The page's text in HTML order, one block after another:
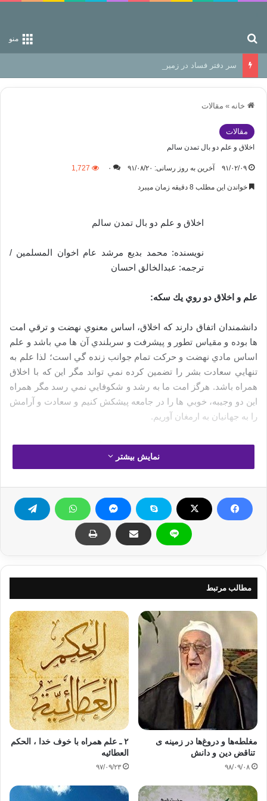
منو
سر دفتر فساد در زمین‌، دوری وکناره‌گیری از راه خداست‌!
خانه » مقالات
مقالات
اخلاق و علم دو بال تمدن سالم
۹۱/۰۲/۰۹ آخرین به روز رسانی: ۹۱/۰۸/۲۰ ۰ 1,727
خواندن این مطلب 8 دقیقه زمان میبرد
اخلاق و علم دو بال تمدن سالم
نویسنده: محمد بديع مرشد عام اخوان المسلمين /
ترجمه: عبدالخالق احسان
علم و اخلاق دو روي يك سكه:‌
دانشمندان اتفاق دارند كه اخلاق، اساس معنوي نهضت و ترقي امت
ها بوده و مقياس تطور و پيشرفت و سربلندي آن ها مي باشد و علم
اساس مادي نهضت و حركت تمام جوانب زنده گي است؛ لذا علم به
تنهايي سعادت بشر را تضمين کرده نمي تواند مگر اين كه با اخلاق
همراه باشد. هرگز امت ما به رشد و شكوفايي نمي رسد مگر همراه
اين دو وجيبه، خوبي ها را در جامعه پيشكش كنيم و سعادت و آرامش
را به جهانيان به ارمغان آوريم.
آن گاه كه امت ما بين علم و اخلاق پيوند ناگسستني ايجاد نمود، بين
امت ها در عزت و سر بلندي به سر مي برديم.
آن گاه كه علم و اخلاق توأم بودند، پيشرفت و ترقي وجود داشت و
تاريخ بشري مانند تمدن بزرگ ما را به ياد ندارد. آن تمدني كه اساس
و زير بناي آن علم و اخلاق حسنه بود كه از اسلام و پيام هاي آسماني
سر چشمه مي گرفت؛ چنانچه رسول الله صلی الله عليه وسلم مي
‌(إنما بعثت لاتمم مكارم الاخلاق) )مسند احمد)
»براي به كمال رسانیدن اخلاق فاضله مبعوث شدم«.
امروز امت ما باید در تمام ميدان هاي علمي، ادبي، اجتماعي،
فرهنگي، اقتصادي، ورزشي، هنري و تحقيقي ابتكار كرده و امتياز
خود را از ديگر امت ها ثابت سازند؛ چون فراخواني به سوي علم
ارزش جایگاه بس بزرگي دارد. الله تعالی مي فرمايد:
(يَرْفَعِ اللَّهُ الَّذِينَ آمَنُوا مِنكُمْ وَالَّذِينَ أُوتُوا الْعِلْمَ دَرَجَاتٍ وَاللَّهُ بِمَا
تَعْمَلُونَ خَبِيرٌ ) ‏(مجادله/11)
»الله به كساني از شما كه ايمان آورده‌اند و بهره از علم دارند،
نمایش بیشتر
مطالب مرتبط
مغلطه‌ها و دروغ‌ها در زمینه ی
تناقض دین و دانش
۹۸/۰۹/۰۸
۲ ـ علم همراه با خوف خدا ، الحکم
العطائیه
۹۷/۰۹/۲۳